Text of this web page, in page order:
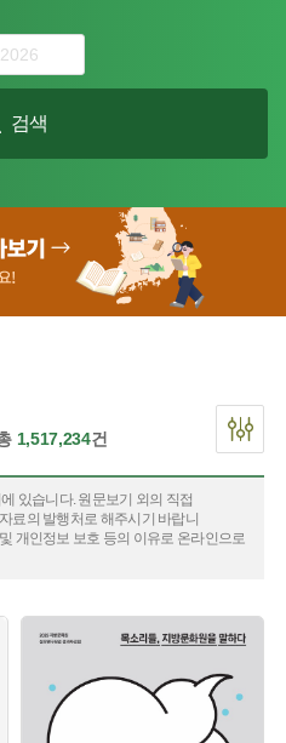
검색
1,517,234건
있습니다. 원문보기 외의 직접
료의 발행처로 해주시기 바랍니
개인정보 보호 등의 이유로 온라인으로
유형 :